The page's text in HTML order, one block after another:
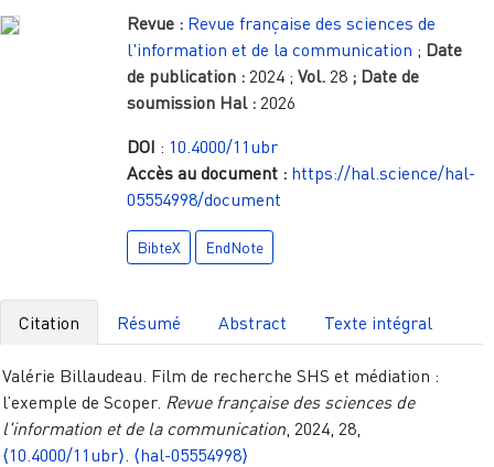
Revue : Revue française des sciences de
l'information et de la communication ; Date
de publication : 2024 ;Vol. 28 ; Date de
soumission Hal : 2026
DOI : 10.4000/11ubr
Accès au document : https://hal.science/hal-
05554998/document
BibteX EndNote
Citation Résumé Abstract Texte intégral
Valérie Billaudeau. Film de recherche SHS et médiation :
l’exemple de Scoper. Revue française des sciences de
l'information et de la communication, 2024, 28,
⟨10.4000/11ubr⟩ ⟨hal-05554998⟩